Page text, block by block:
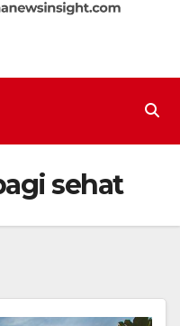
sehat